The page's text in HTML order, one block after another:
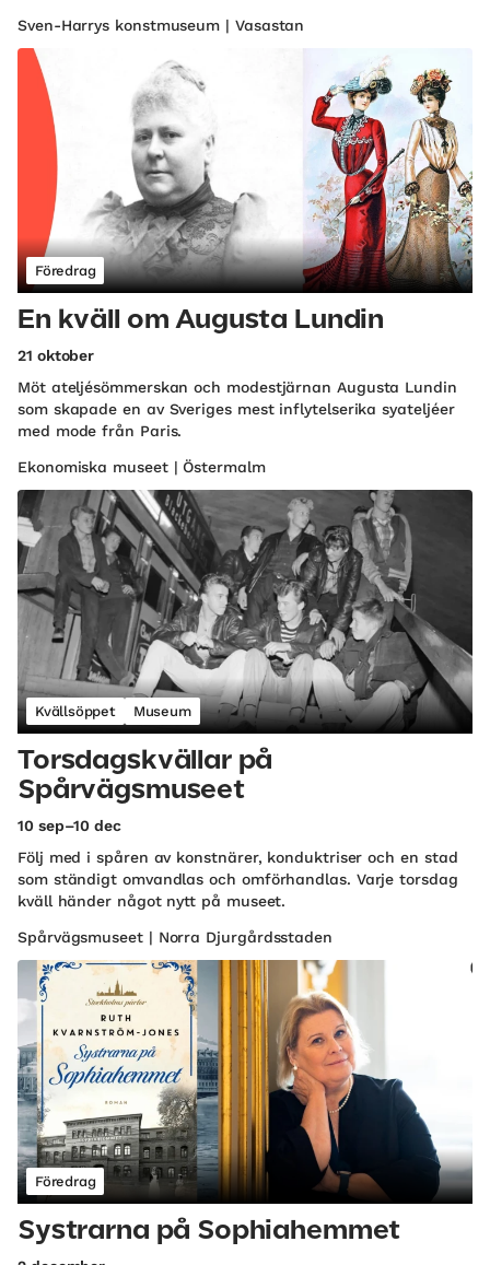
Sven-Harrys konstmuseum | Vasastan
Föredrag
En kväll om Augusta Lundin
21 oktober
Möt ateljésömmerskan och modestjärnan Augusta Lundin
som skapade en av Sveriges mest inflytelserika syateljéer
med mode från Paris.
Ekonomiska museet | Östermalm
Kvällsöppet Museum
Torsdagskvällar på
Spårvägsmuseet
10 sep–10 dec
Följ med i spåren av konstnärer, konduktriser och en stad
som ständigt omvandlas och omförhandlas. Varje torsdag
kväll händer något nytt på museet.
Spårvägsmuseet | Norra Djurgårdsstaden
Föredrag
Systrarna på Sophiahemmet